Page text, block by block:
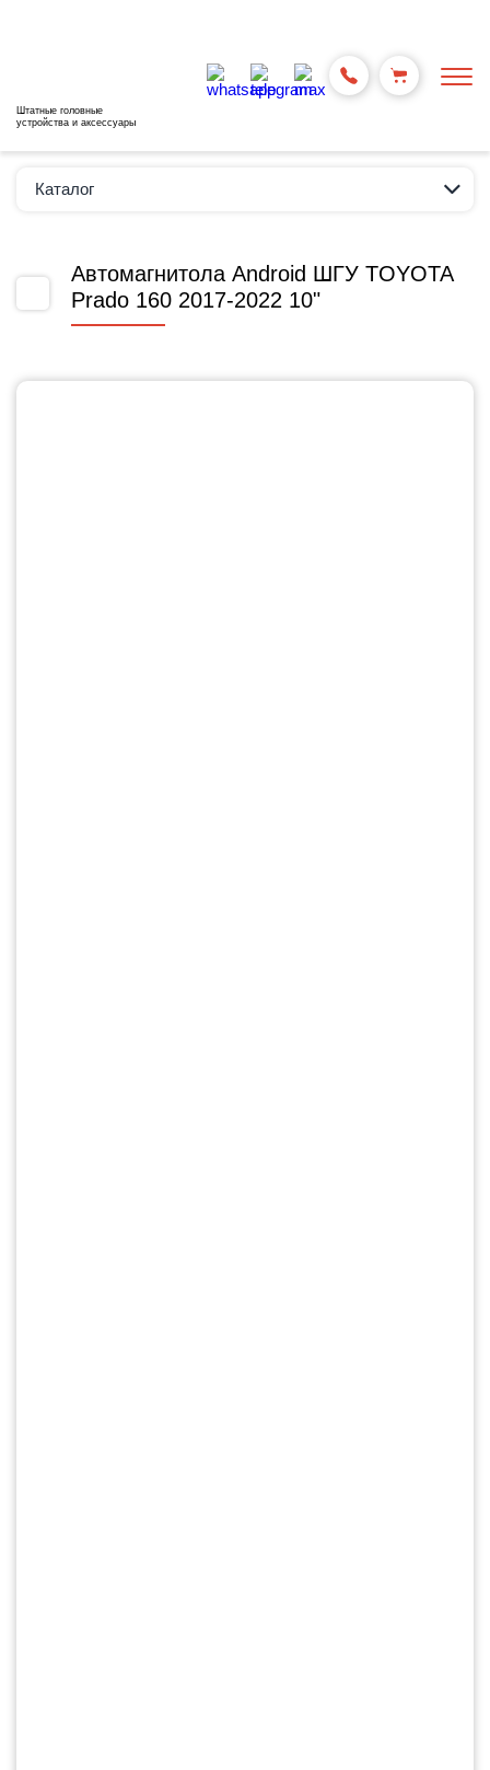
Штатные головные
устройства и аксессуары
Каталог
Автомагнитола Android ШГУ TOYOTA
Prado 160 2017-2022 10"